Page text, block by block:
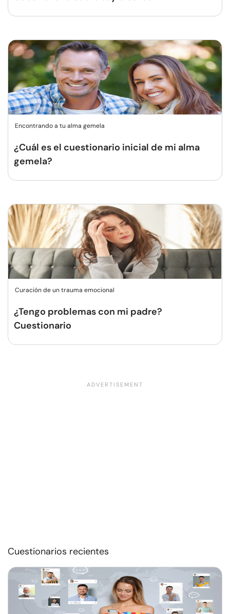
Encontrando a tu alma gemela
¿Cuál es el cuestionario inicial de mi alma
gemela?
Curación de un trauma emocional
¿Tengo problemas con mi padre?
Cuestionario
Cuestionarios recientes